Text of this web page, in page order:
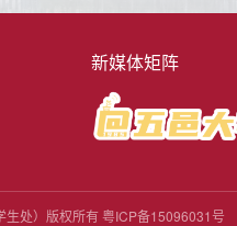
新媒体矩阵
生处）版权所有粤ICP备15096031号